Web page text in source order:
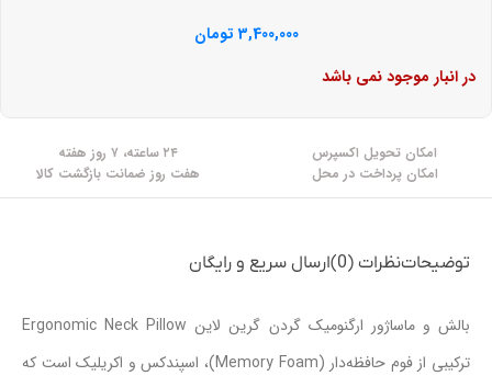
3,400,000 تومان
در انبار موجود نمی باشد
امکان تحویل اکسپرس
۲۴ ساعته، ۷ روز هفته
امکان پرداخت در محل
هفت روز ضمانت بازگشت کالا
توضیحاتنظرات (0) ارسال سریع و رایگان
بالش و ماساژور ارگنومیک گردن گرین لاین Ergonomic Neck Pillow
ترکیبی از فوم حافظه‌دار (Memory Foam)، اسپندکس و اکریلیک است که